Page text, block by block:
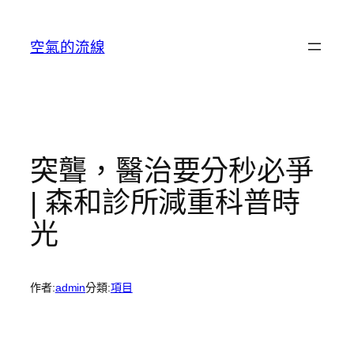
空氣的流線
突聾，醫治要分秒必爭
| 森和診所減重科普時
光
作者:admin分類:項目